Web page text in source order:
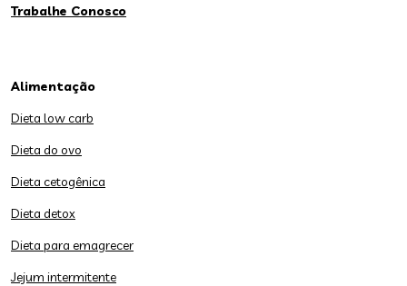
Trabalhe Conosco
Alimentação
Dieta low carb
Dieta do ovo
Dieta cetogênica
Dieta detox
Dieta para emagrecer
Jejum intermitente